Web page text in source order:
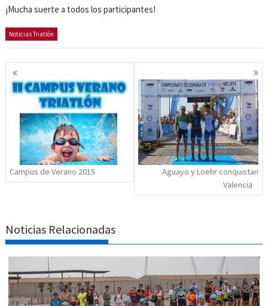
¡Mucha suerte a todos los participantes!
Noticias Triatlón
Navegación
de
entradas
Campus de Verano 2015
Aguayo y Loehr conquistan
Valencia
Noticias Relacionadas